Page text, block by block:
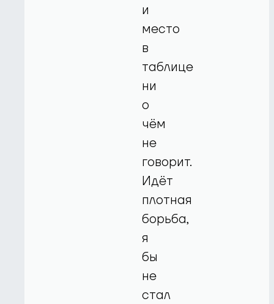
и
место
в
таблице
ни
о
чём
не
говорит.
Идёт
плотная
борьба,
я
бы
не
стал